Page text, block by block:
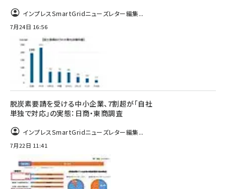
インプレスSmartGridニューズレター編集...
7月24日 16:56
脱炭素要請を受ける中小企業、7割超が「自社
単独で対応」の実態：日商・東商調査
インプレスSmartGridニューズレター編集...
7月22日 11:41